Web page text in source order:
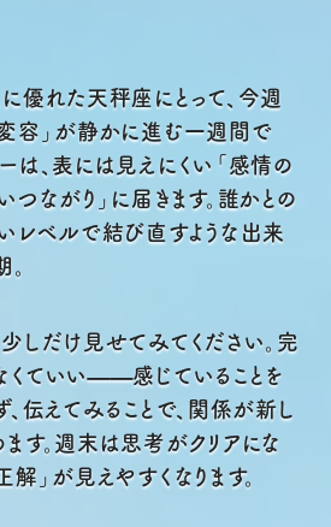
優れた天秤座にとって、今週
容」が静かに進む一週間で
は、表には見えにくい「感情の
つながり」に届きます。誰かとの
レベルで結び直すような出来
しだけ見せてみてください。完
くていい——感じていることを
、伝えてみることで、関係が新し
す。週末は思考がクリアにな
解」が見えやすくなります。